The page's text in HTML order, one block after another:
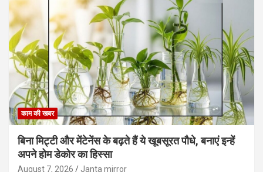
काम की खबर
बिना मिट्टी और मेंटेनेंस के बढ़ते हैं ये खूबसूरत पौधे, बनाएं इन्‍हें
अपने होम डेकोर का हिस्‍सा
August 7, 2026 Janta mirror